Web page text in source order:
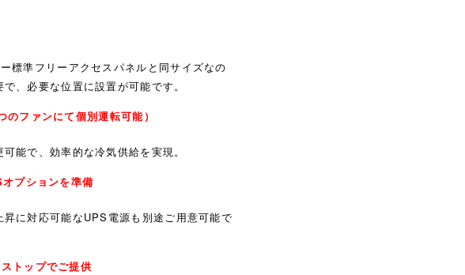
標準フリーアクセスパネルと同サイズなの
、必要な位置に設置が可能です。
ファンにて個別運転可能）
能で、効率的な冷気供給を実現。
プションを準備
に対応可能なUPS電源も別途ご用意可能で
トップでご提供